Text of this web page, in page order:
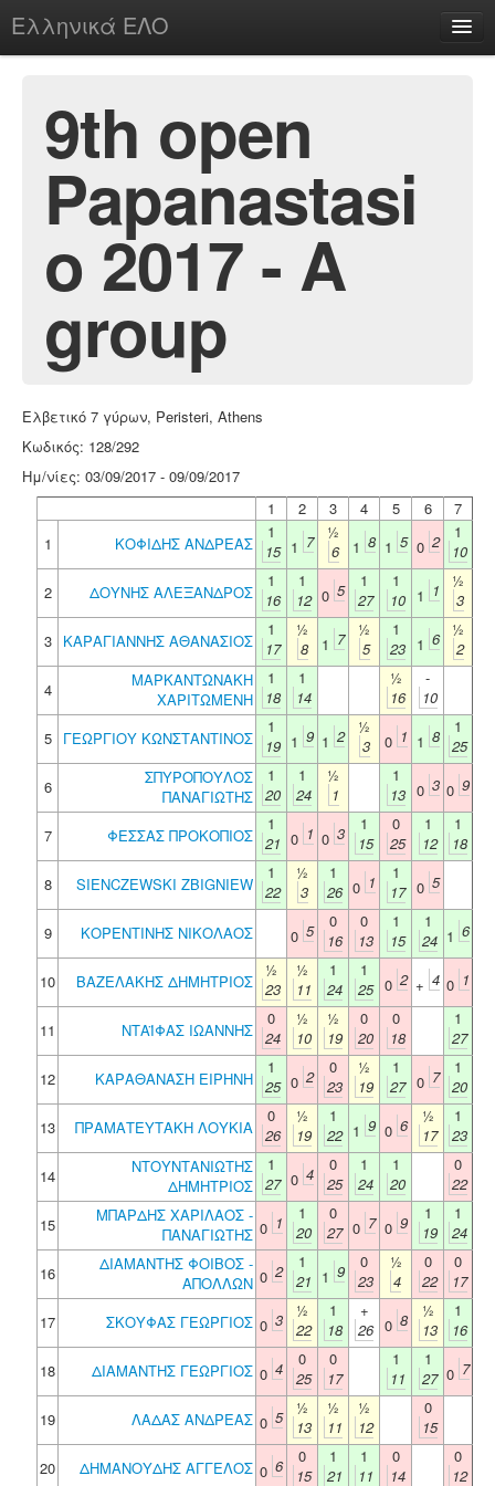
Ελληνικά ΕΛΟ
chesstu.be @ discord
Login
9th open
Papanastasi
o 2017 - A
group
Ελβετικό 7 γύρων, Peristeri, Athens
Κωδικός: 128/292
Ημ/νίες: 03/09/2017 - 09/09/2017
1
2 3 4 5 6
7
1
ΚΟΦΙΔΗΣ ΑΝΔΡΕΑΣ
1
15 1 7
½
6
1 8 1 5 0 2
1
10
2
ΔΟΥΝΗΣ ΑΛΕΞΑΝΔΡΟΣ
1
16
1
12 0 5
1
27
1
10
1 1
½
3
3
ΚΑΡΑΓΙΑΝΝΗΣ ΑΘΑΝΑΣΙΟΣ
1
17
½
8
1 7
½
5
1
23
1 6
½
2
4
ΜΑΡΚΑΝΤΩΝΑΚΗ
ΧΑΡΙΤΩΜΕΝΗ
1
18
1
14
½
16
-
10
5
ΓΕΩΡΓΙΟΥ ΚΩΝΣΤΑΝΤΙΝΟΣ
1
19 1 9 1 2
½
3
0 1 1 8
1
25
6
ΣΠΥΡΟΠΟΥΛΟΣ
ΠΑΝΑΓΙΩΤΗΣ
1
20
1
24
½
1
1
13 0 3 0 9
7 ΦΕΣΣΑΣ ΠΡΟΚΟΠΙΟΣ
1
21 0 1 0 3
1
15
0
25
1
12
1
18
8
SIENCZEWSKI ZBIGNIEW
1
22
½
3
1
26 0 1
1
17 0 5
9 ΚΟΡΕΝΤΙΝΗΣ ΝΙΚΟΛΑΟΣ 0 5
0
16
0
13
1
15
1
24 1 6
10 ΒΑΖΕΛΑΚΗΣ ΔΗΜΗΤΡΙΟΣ
½
23
½
11
1
24
1
25 0 2 + 4 0 1
11 ΝΤΑΪΦΑΣ ΙΩΑΝΝΗΣ
0
24
½
10
½
19
0
20
0
18
1
27
12
ΚΑΡΑΘΑΝΑΣΗ ΕΙΡΗΝΗ
1
25 0 2
0
23
½
19
1
27 0 7
1
20
13
ΠΡΑΜΑΤΕΥΤΑΚΗ ΛΟΥΚΙΑ
0
26
½
19
1
22 1 9 0 6
½
17
1
23
14
ΝΤΟΥΝΤΑΝΙΩΤΗΣ
ΔΗΜΗΤΡΙΟΣ
1
27 0 4
0
25
1
24
1
20
0
22
15
ΜΠΑΡΔΗΣ ΧΑΡΙΛΑΟΣ -
ΠΑΝΑΓΙΩΤΗΣ 0 1
1
20
0
27 0 7 0 9
1
19
1
24
16
ΔΙΑΜΑΝΤΗΣ ΦΟΙΒΟΣ -
ΑΠΟΛΛΩΝ 0 2
1
21 1 9
0
23
½
4
0
22
0
17
17
ΣΚΟΥΦΑΣ ΓΕΩΡΓΙΟΣ 0 3
½
22
1
18
+
26 0 8
½
13
1
16
18
ΔΙΑΜΑΝΤΗΣ ΓΕΩΡΓΙΟΣ 0 4
0
25
0
17
1
11
1
27 0 7
19 ΛΑΔΑΣ ΑΝΔΡΕΑΣ 0 5
½
13
½
11
½
12
0
15
20
ΔΗΜΑΝΟΥΔΗΣ ΑΓΓΕΛΟΣ 0 6
0
15
1
21
1
11
0
14
0
12